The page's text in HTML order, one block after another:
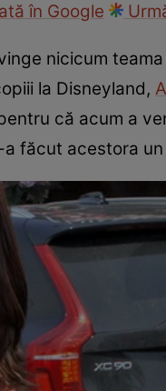
în Google
nicicum
la Disneyland,
că acum a
făcut acestora